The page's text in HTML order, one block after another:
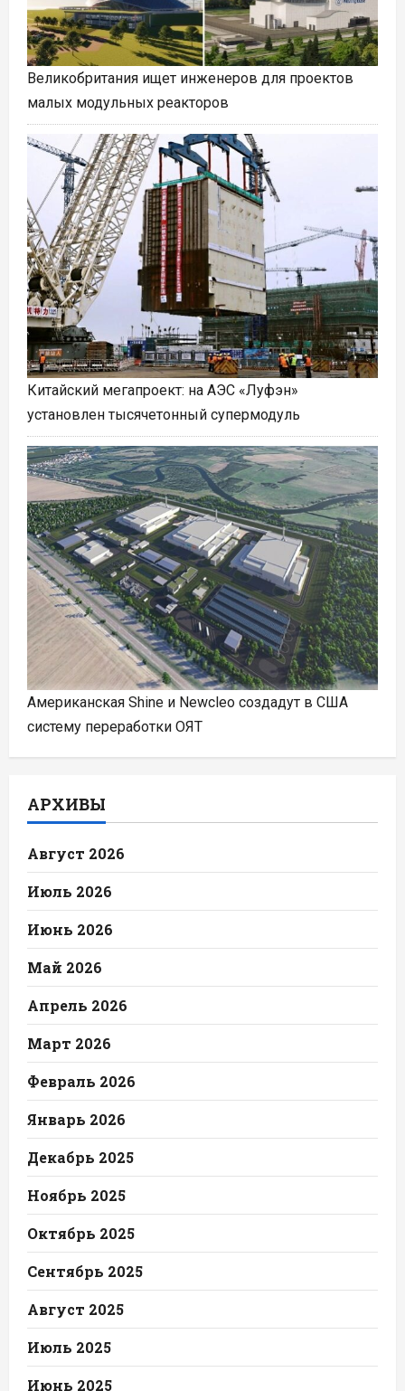
Великобритания ищет инженеров для проектов
малых модульных реакторов
Китайский мегапроект: на АЭС «Луфэн»
установлен тысячетонный супермодуль
Американская Shine и Newcleo создадут в США
систему переработки ОЯТ
АРХИВЫ
Август 2026
Июль 2026
Июнь 2026
Май 2026
Апрель 2026
Март 2026
Февраль 2026
Январь 2026
Декабрь 2025
Ноябрь 2025
Октябрь 2025
Сентябрь 2025
Август 2025
Июль 2025
Июнь 2025